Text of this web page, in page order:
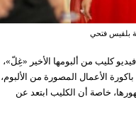
بلقيس فتحي
كليب من ألبومها الأخير «غِلّ»،
الأعمال المصورة من
خاصة أن الكليب ابتعد عن